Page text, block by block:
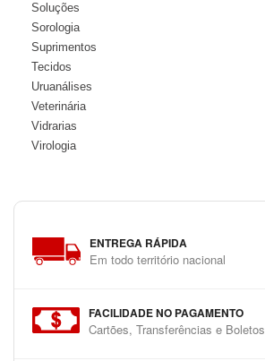
Soluções
Sorologia
Suprimentos
Tecidos
Uruanálises
Veterinária
Vidrarias
Virologia
ENTREGA RÁPIDA
Em todo território nacional
FACILIDADE NO PAGAMENTO
Cartões, Transferências e Boletos